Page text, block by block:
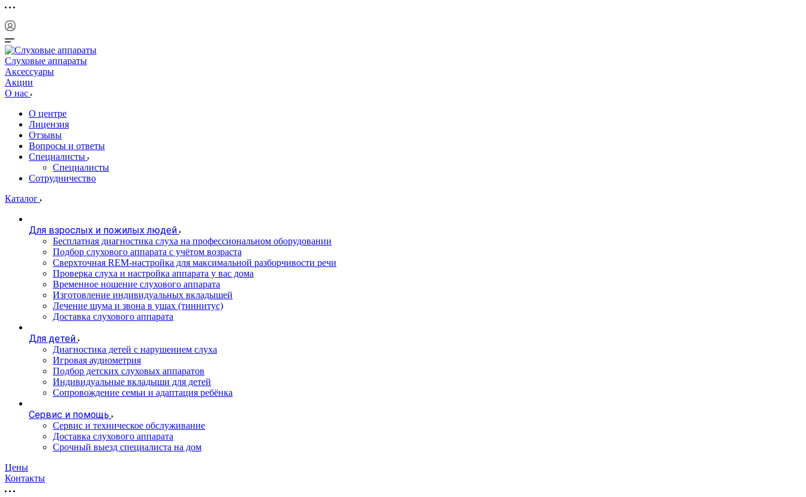
Слуховые аппараты
Аксессуары
Акции
О нас
О центре
Лицензия
Отзывы
Вопросы и ответы
Специалисты
Специалисты
Сотрудничество
Каталог
Для взрослых и пожилых людей
Бесплатная диагностика слуха на профессиональном оборудовании
Подбор слухового аппарата с учётом возраста
Сверхточная REM-настройка для максимальной разборчивости речи
Проверка слуха и настройка аппарата у вас дома
Временное ношение слухового аппарата
Изготовление индивидуальных вкладышей
Лечение шума и звона в ушах (тиннитус)
Доставка слухового аппарата
Для детей
Диагностика детей с нарушением слуха
Игровая аудиометрия
Подбор детских слуховых аппаратов
Индивидуальные вкладыши для детей
Сопровождение семьи и адаптация ребёнка
Сервис и помощь
Сервис и техническое обслуживание
Доставка слухового аппарата
Срочный выезд специалиста на дом
Цены
Контакты